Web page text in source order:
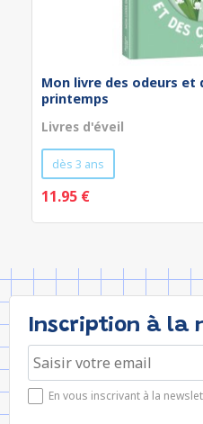
Mon livre des odeurs et
printemps
Livres d'éveil
dès 3 ans
11.95 €
Inscription à la
En vous inscrivant à la